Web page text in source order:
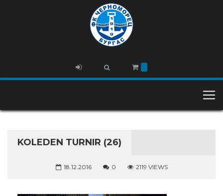
KOLEDEN TURNIR (26)
18.12.2016 0 2119 VIEWS